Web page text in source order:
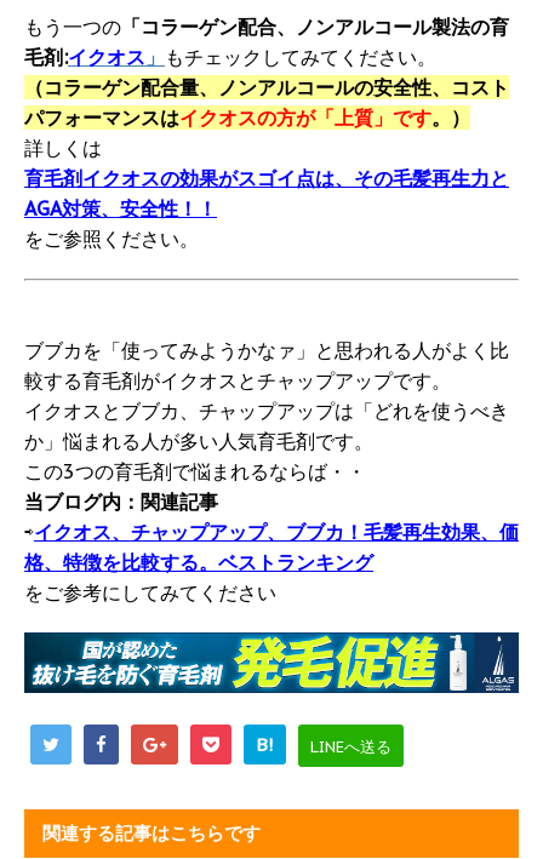
もう一つの 「コラーゲン配合、ノンアルコール製法の育
毛剤:イクオス 」 もチェックしてみてください。
（コラーゲン配合量、ノンアルコールの安全性、コスト
パフォーマンスはイクオスの方が「上質」です。）
詳しくは
育毛剤イクオスの効果がスゴイ点は、その毛髪再生力と
AGA対策、安全性！！
をご参照ください。
ブブカを「使ってみようかなァ」と思われる人がよく比
較する育毛剤がイクオスとチャップアップです。
イクオスとブブカ、チャップアップは「どれを使うべき
か」悩まれる人が多い人気育毛剤です。
この3つの育毛剤で悩まれるならば・・
当ブログ内：関連記事
⇨イクオス、チャップアップ、ブブカ！毛髪再生効果、価
格、特徴を比較する。ベストランキング
をご参考にしてみてください
B! LINEへ送る
関連する記事はこちらです